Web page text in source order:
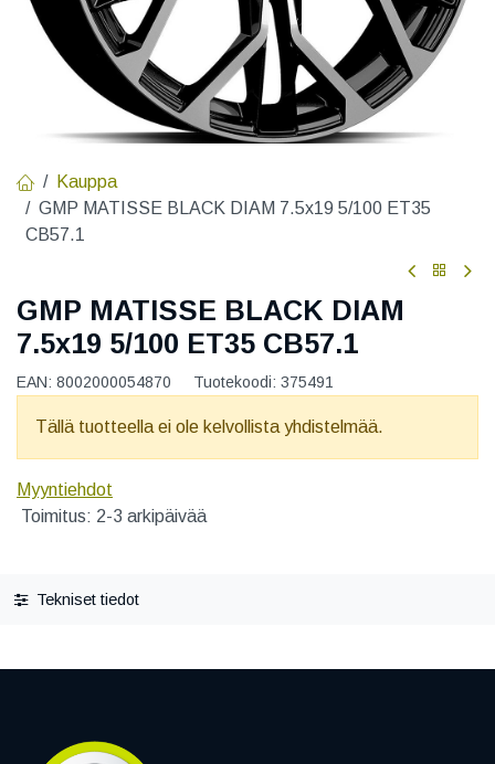
Kauppa
GMP MATISSE BLACK DIAM 7.5x19 5/100 ET35
CB57.1
GMP MATISSE BLACK DIAM
7.5x19 5/100 ET35 CB57.1
EAN: 8002000054870 Tuotekoodi: 375491
Tällä tuotteella ei ole kelvollista yhdistelmää.
Myyntiehdot
Toimitus: 2-3 arkipäivää
Tekniset tiedot